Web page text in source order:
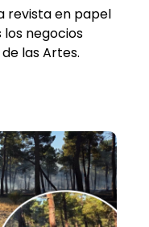
revista en papel
negocios
las Artes.